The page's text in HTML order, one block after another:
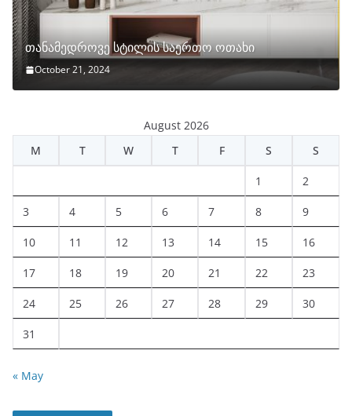
თანამედროვე სტილის საერთო ოთახი
October 21, 2024
August 2026
M
T W T F S S
1 2
3 4 5 6 7 8 9
10 11 12 13 14 15 16
17 18 19 20 21 22 23
24 25 26 27 28 29 30
31
« May